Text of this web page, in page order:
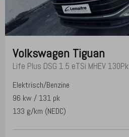
Volkswagen Tiguan
Life Plus DSG 1.5 eTSi MHEV 130Pk
Elektrisch/Benzine
96 kw / 131 pk
133 g/km (NEDC)